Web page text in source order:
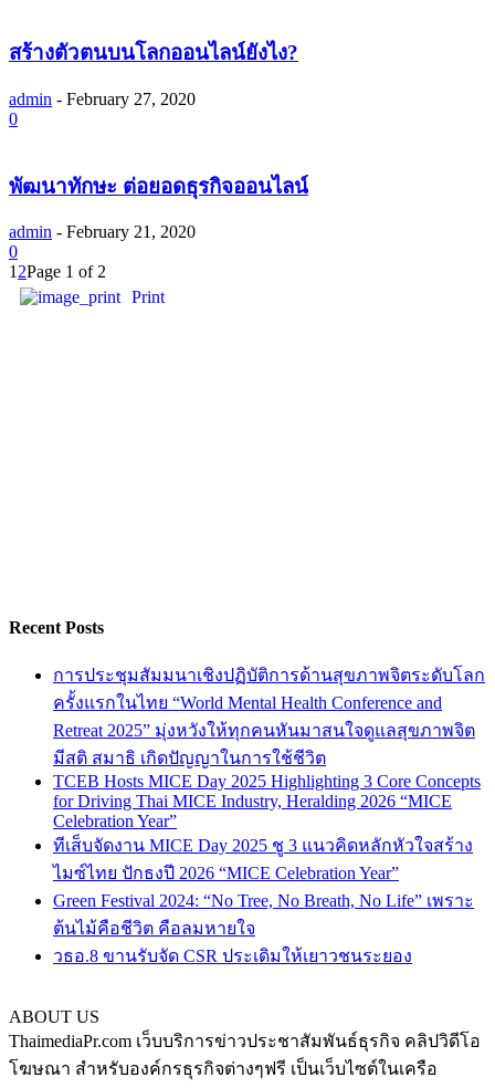
สร้างตัวตนบนโลกออนไลน์ยังไง?
admin - February 27, 2020
0
พัฒนาทักษะ ต่อยอดธุรกิจออนไลน์
admin - February 21, 2020
0
1 2Page 1 of 2
Print
Recent Posts
การประชุมสัมมนาเชิงปฏิบัติการด้านสุขภาพจิตระดับโลก
ครั้งแรกในไทย “World Mental Health Conference and
Retreat 2025” มุ่งหวังให้ทุกคนหันมาสนใจดูแลสุขภาพจิต
มีสติ สมาธิ เกิดปัญญาในการใช้ชีวิต
TCEB Hosts MICE Day 2025 Highlighting 3 Core Concepts
for Driving Thai MICE Industry, Heralding 2026 “MICE
Celebration Year”
ทีเส็บจัดงาน MICE Day 2025 ชู 3 แนวคิดหลักหัวใจสร้าง
ไมซ์ไทย ปักธงปี 2026 “MICE Celebration Year”
Green Festival 2024: “No Tree, No Breath, No Life” เพราะ
ต้นไม้คือชีวิต คือลมหายใจ
วธอ.8 ขานรับจัด CSR ประเดิมให้เยาวชนระยอง
ABOUT US
ThaimediaPr.com เว็บบริการข่าวประชาสัมพันธ์ธุรกิจ คลิปวิดีโอ
โฆษณา สำหรับองค์กรธุรกิจต่างๆฟรี เป็นเว็บไซต์ในเครือ